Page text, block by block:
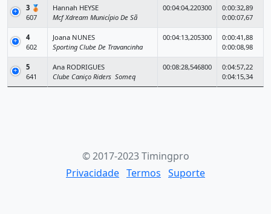
3 🥉
607
Hannah HEYSE
Mcf Xdream Município De Sã
00:04:04,220300
0:00:32,89
0:00:07,67
4
602
Joana NUNES
Sporting Clube De Travancinha
00:04:13,205300
0:00:41,88
0:00:08,98
5
641
Ana RODRIGUES
Clube Caniço Riders  Someq
00:08:28,546800
0:04:57,22
0:04:15,34
© 2017-2023 Timingpro
Privacidade Termos Suporte